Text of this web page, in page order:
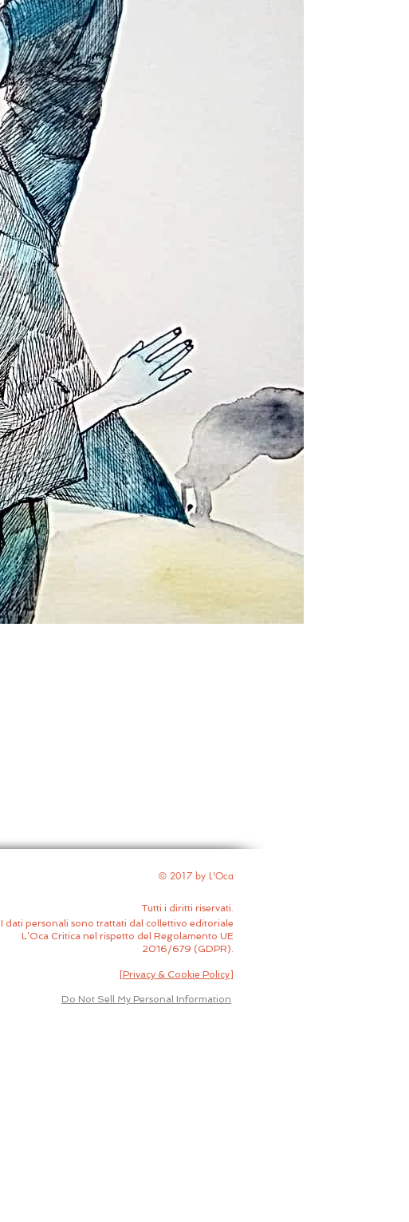
© 2017 by L'Oca
Tutti i diritti riservati.
I dati personali sono trattati dal collettivo editoriale
L’Oca Critica nel rispetto del Regolamento UE
2016/679 (GDPR).
[Privacy & Cookie Policy]
Do Not Sell My Personal Information